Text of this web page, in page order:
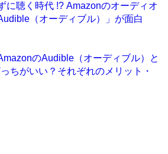
に聴く時代 !? Amazonのオーディオ
（オーディブル）」が面白
のAudible（オーディブル）と
ちがいい？それぞれのメリット・